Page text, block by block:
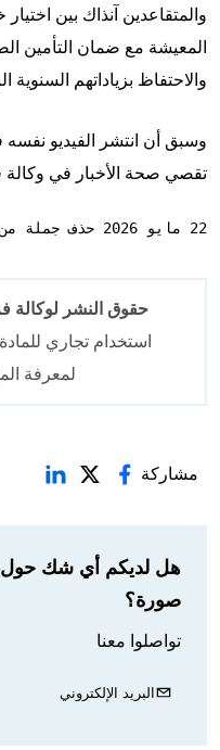
والمتقاعدين آنذاك بين
المعيشة مع ضمان التأمين
والاحتفاظ بزياداتهم السنوية
وسبق أن انتشر الفيديو
تقصي صحة الأخبار في
22 مايو 2026 حذف جملة من فقرة الحلّ
حقوق النشر لوكالة فرانس
استخدام تجاري
لمعرفة
مشاركة
هل لديكم أي شك حول
صورة؟
تواصلوا معنا
البريد الإلكتروني